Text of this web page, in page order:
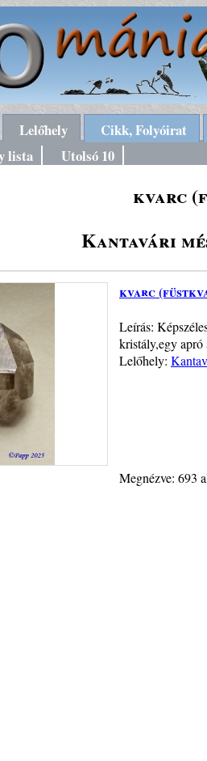
Lelőhely
Cikk, Folyóirat
lista Utolsó 10
kvarc
Kantavári
kvarc
Leírás:
kristály,egy apró
Lelőhely:
Megnézve: 693